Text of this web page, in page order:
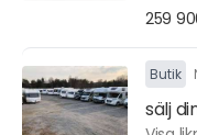
259
Butik
sälj